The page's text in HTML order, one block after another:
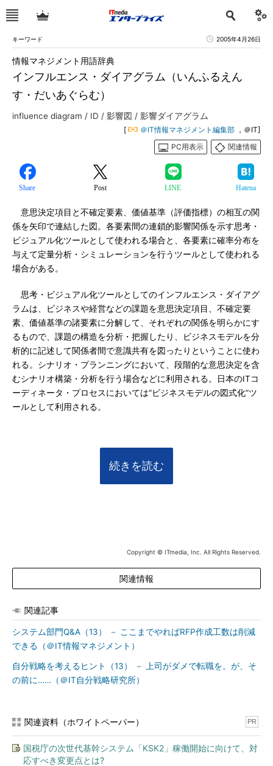
キーワード 2005年4月26日
インフルエンス・ダイアグラム（いんふるえん
す・だいあぐらむ）
情報マネジメント用語辞典
influence diagram / ID / 影響図 / 影響ダイアグラム
[ ＠IT情報マネジメント編集部 ，＠IT]
PC用表示
関連情報
Share Post LINE Hatena
意思決定項目と不確定要素、価値基準（評価指標）の相互の関
係を矢印で連結した図。各要素間の連鎖的影響関係を示す思考・
ビジュアル化ツールとして使われる場合と、各要素に確率分布を
与えて定量分析・シミュレーションを行うツールとして使われる
場合がある。
思考・ビジュアル化ツールとしてのインフルエンス・ダイアグ
ラムは、ビジネスや経営などの課題を意思決定項目、不確定要
素、価値基準の諸要素に分解して、それぞれの関係を明らかにす
るもので、課題の構造を分析・把握したり、ビジネスモデルを分
析的に記述して関係者間で意識共有を図ったりということに使わ
れる。シナリオ・プランニングにおいて、段階的な意思決定を含
むシナリオ構築・分析を行う場合などに利用される。日本のITコ
ーディネータ・プロセスにおいては“ビジネスモデルの図式化”ツ
ールとして利用される。
続きを読む
Copyright © ITmedia, Inc. All Rights Reserved.
関連情報
関連記事
システム部門Q&A（13） － ここまでやればRFP作成工数は削減
できる（＠IT情報マネジメント）
自分戦略を考えるヒント（13） － 上司がダメで転職を。が、そ
の前に……（＠IT自分戦略研究所）
関連資料（ホワイトペーパー） PR
国税庁の次世代基幹システム「KSK2」稼働開始に向けて、対
応すべき変更点とは?